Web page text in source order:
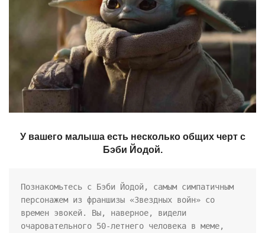
У вашего малыша есть несколько общих черт с
Бэби Йодой.
Познакомьтесь с Бэби Йодой, самым симпатичным
персонажем из франшизы «Звездных войн» со
времен эвокей. Вы, наверное, видели
очаровательного 50-летнего человека в меме,